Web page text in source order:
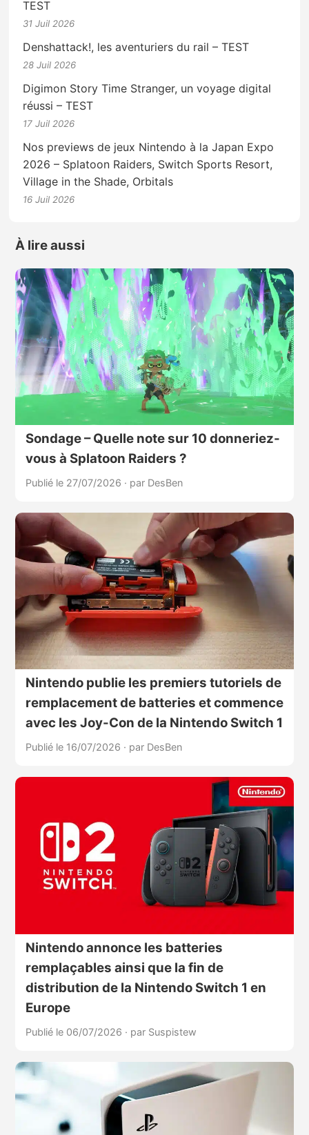
TEST
31 Juil 2026
Denshattack!, les aventuriers du rail – TEST
28 Juil 2026
Digimon Story Time Stranger, un voyage digital
réussi – TEST
17 Juil 2026
Nos previews de jeux Nintendo à la Japan Expo
2026 – Splatoon Raiders, Switch Sports Resort,
Village in the Shade, Orbitals
16 Juil 2026
À lire aussi
Sondage – Quelle note sur 10 donneriez-
vous à Splatoon Raiders ?
Publié le 27/07/2026 · par DesBen
Nintendo publie les premiers tutoriels de
remplacement de batteries et commence
avec les Joy-Con de la Nintendo Switch 1
Publié le 16/07/2026 · par DesBen
Nintendo annonce les batteries
remplaçables ainsi que la fin de
distribution de la Nintendo Switch 1 en
Europe
Publié le 06/07/2026 · par Suspistew